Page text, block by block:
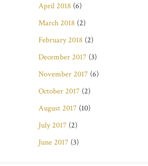
April 2018 (6)
March 2018 (2)
February 2018 (2)
December 2017 (3)
November 2017 (6)
October 2017 (2)
August 2017 (10)
July 2017 (2)
June 2017 (3)